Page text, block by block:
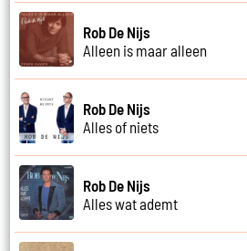
Rob De Nijs
Alleen is maar alleen
Rob De Nijs
Alles of niets
Rob De Nijs
Alles wat ademt